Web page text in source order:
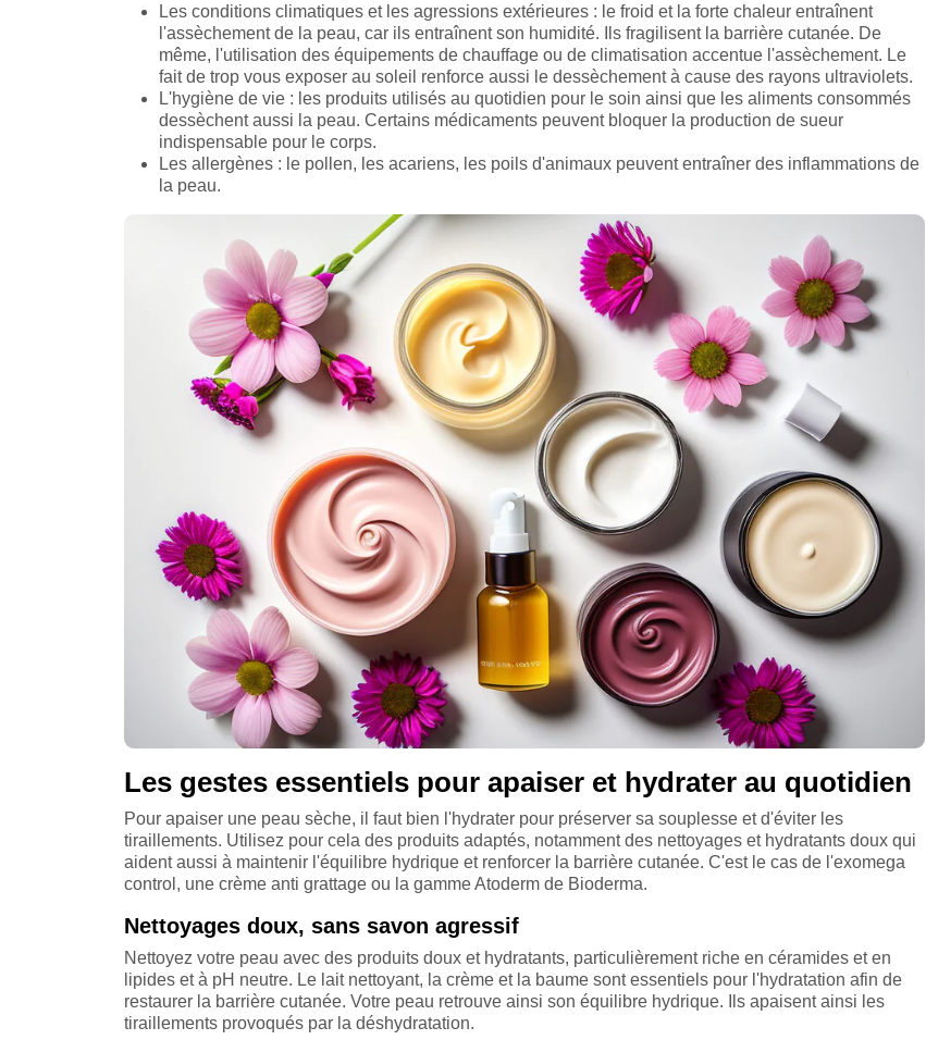
Les conditions climatiques et les agressions extérieures : le froid et la forte chaleur entraînent
l'assèchement de la peau, car ils entraînent son humidité. Ils fragilisent la barrière cutanée. De
même, l'utilisation des équipements de chauffage ou de climatisation accentue l'assèchement. Le
fait de trop vous exposer au soleil renforce aussi le dessèchement à cause des rayons ultraviolets.
L'hygiène de vie : les produits utilisés au quotidien pour le soin ainsi que les aliments consommés
dessèchent aussi la peau. Certains médicaments peuvent bloquer la production de sueur
indispensable pour le corps.
Les allergènes : le pollen, les acariens, les poils d'animaux peuvent entraîner des inflammations de
la peau.
Les gestes essentiels pour apaiser et hydrater au quotidien
Pour apaiser une peau sèche, il faut bien l'hydrater pour préserver sa souplesse et d'éviter les
tiraillements. Utilisez pour cela des produits adaptés, notamment des nettoyages et hydratants doux qui
aident aussi à maintenir l'équilibre hydrique et renforcer la barrière cutanée. C'est le cas de l'exomega
control, une crème anti grattage ou la gamme Atoderm de Bioderma.
Nettoyages doux, sans savon agressif
Nettoyez votre peau avec des produits doux et hydratants, particulièrement riche en céramides et en
lipides et à pH neutre. Le lait nettoyant, la crème et la baume sont essentiels pour l'hydratation afin de
restaurer la barrière cutanée. Votre peau retrouve ainsi son équilibre hydrique. Ils apaisent ainsi les
tiraillements provoqués par la déshydratation.